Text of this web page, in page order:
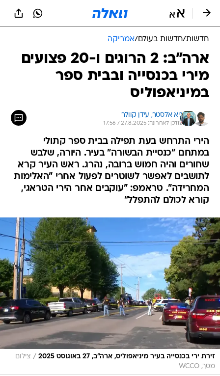
חדשות/חדשות בעולם/אמריקה
ארה"ב: 2 הרוגים ו-20 פצועים
מירי בכנסייה ובבית ספר
במיניאפוליס
גיא אלסטר, עידן קוולר
עודכן לאחרונה: 27.8.2025 / 17:56
הירי התרחש בעת תפילה בבית ספר קתולי
במתחם "כנסיית הבשורה" בעיר. היורה, שלבש
שחורים והיה חמוש ברובה, נהרג. ראש העיר קרא
לתושבים לאפשר לשוטרים לפעול אחרי "האלימות
המחרידה". טראמפ: "עוקבים אחר הירי הטראגי,
קורא לכולם להתפלל"
זירת ירי בכנסייה בעיר מיניאפוליס, ארה"ב, 27 באוגוסט 2025 / צילום
מסך, WCCO